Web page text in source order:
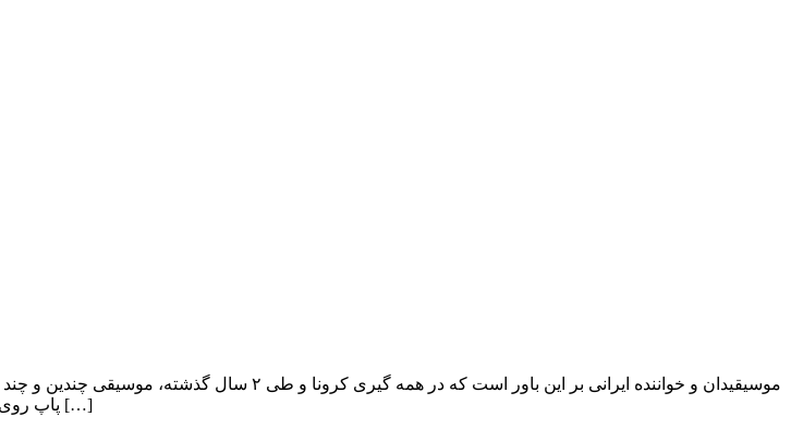
موسیقیدان و خواننده ایرانی بر این باور است که
پاپ روی آورده اند که به نظر کارهای ماندگاری نیستند. پری ملکی خواننده، موسیقی‌دان ایرانی و موسس […]